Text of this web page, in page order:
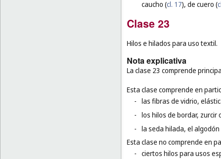
caucho (cl. 17), de cuero (
Clase 23
Hilos e hilados para uso textil.
Nota explicativa
La clase 23 comprende
Esta clase comprende en
- las fibras de vidrio,
- los hilos de bordar, zurcir
- la seda hilada, el
Esta clase no comprende en
- ciertos hilos para usos